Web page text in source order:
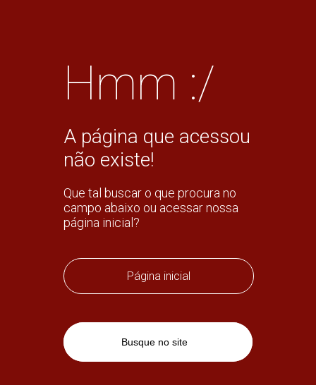
Hmm :/
A página que acessou
não existe!
Que tal buscar o que procura no
campo abaixo ou acessar nossa
página inicial?
Página inicial